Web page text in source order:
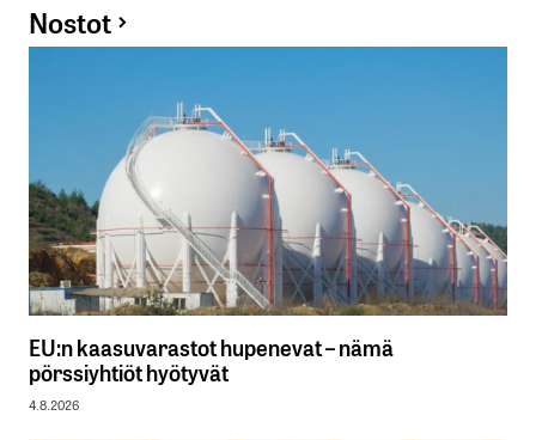
Nostot
EU:n kaasuvarastot hupenevat – nämä
pörssiyhtiöt hyötyvät
4.8.2026